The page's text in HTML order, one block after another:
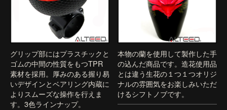
グリップ部にはプラスチックと
ゴムの中間の性質をもつTPR
素材を採用。厚みのある握り易
いデザインとベアリング内蔵に
よりスムーズな操作を行えま
す。3色ラインナップ。
本物の蘭を使用して製作した手
の込んだ商品です。造花使用品
とは違う生花の１つ１つオリジ
ナルの雰囲気をお楽しみいただ
けるシフトノブです。